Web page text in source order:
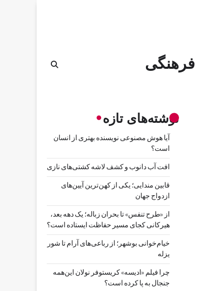
فرهنگی
نوشته‌های تازه
آیا هوش مصنوعی نویسنده بهتری از انسان
است؟
افت آب دانوب و کشف لاشه کشتی‌های نازی
قابین مندایی؛ یکی از کهن‌ترین آیین‌های
ازدواج جهان
از «طرح تنفس» تا بحران زباله؛ یک دهه بعد،
هیرکانی کجای مسیر حفاظت ایستاده است؟
خیام‌خوانی بوشهر؛ از رباعی‌های آرام تا شور
یزله
چرا فیلم «ادیسه» کریستوفر نولان این‌همه
جنجال به پا کرده است؟